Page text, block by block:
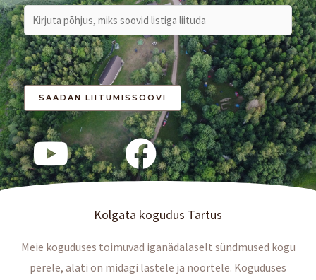
Kolgata kogudus Tartus
Meie koguduses toimuvad iganädalaselt sündmused kogu
perele, alati on midagi lastele ja noortele. Koguduses